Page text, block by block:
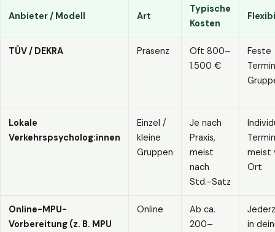
Anbieter / Modell Art
Typische
Kosten
TÜV / DEKRA Präsenz
Oft 800–
1.500 €
Feste
Lokale
Verkehrspsycholog:innen
Einzel /
kleine
Gruppen
Je nach
Praxis,
meist
nach
Std.-Satz
meist
Ort
Online-MPU-
Vorbereitung (z. B. MPU
Online
Ab ca.
200–
in